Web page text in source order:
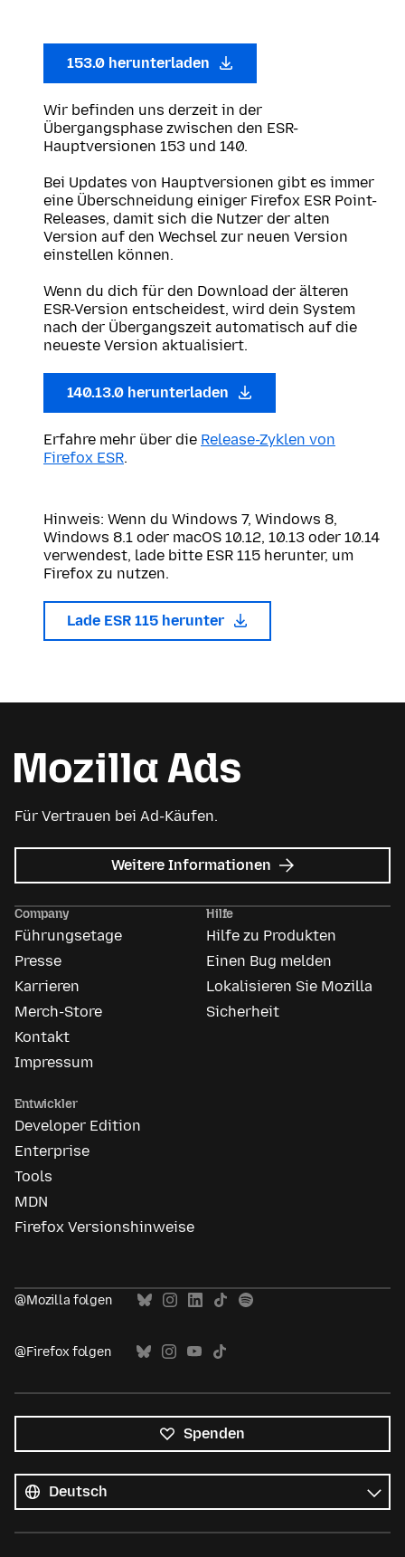
153.0 herunterladen
Wir befinden uns derzeit in der
Übergangsphase zwischen den ESR-
Hauptversionen 153 und 140.
Bei Updates von Hauptversionen gibt es immer
eine Überschneidung einiger Firefox ESR Point-
Releases, damit sich die Nutzer der alten
Version auf den Wechsel zur neuen Version
einstellen können.
Wenn du dich für den Download der älteren
ESR-Version entscheidest, wird dein System
nach der Übergangszeit automatisch auf die
neueste Version aktualisiert.
140.13.0 herunterladen
Erfahre mehr über die Release-Zyklen von
Firefox ESR.
Hinweis: Wenn du Windows 7, Windows 8,
Windows 8.1 oder macOS 10.12, 10.13 oder 10.14
verwendest, lade bitte ESR 115 herunter, um
Firefox zu nutzen.
Lade ESR 115 herunter
Für Vertrauen bei Ad-Käufen.
Weitere Informationen zu
Mozilla
Company
Führungsetage
Presse
Karrieren
Merch-Store
Kontakt
Impressum
Hilfe
Hilfe zu Produkten
Einen Bug melden
Lokalisieren Sie Mozilla
Sicherheit
Entwickler
Developer Edition
Enterprise
Tools
MDN
Firefox Versionshinweise
@Mozilla folgen
@Firefox folgen
Spenden
Sprachen
Sprache